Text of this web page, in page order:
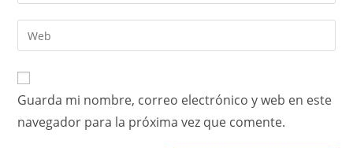
Guarda mi nombre, correo electrónico y web en este
navegador para la próxima vez que comente.